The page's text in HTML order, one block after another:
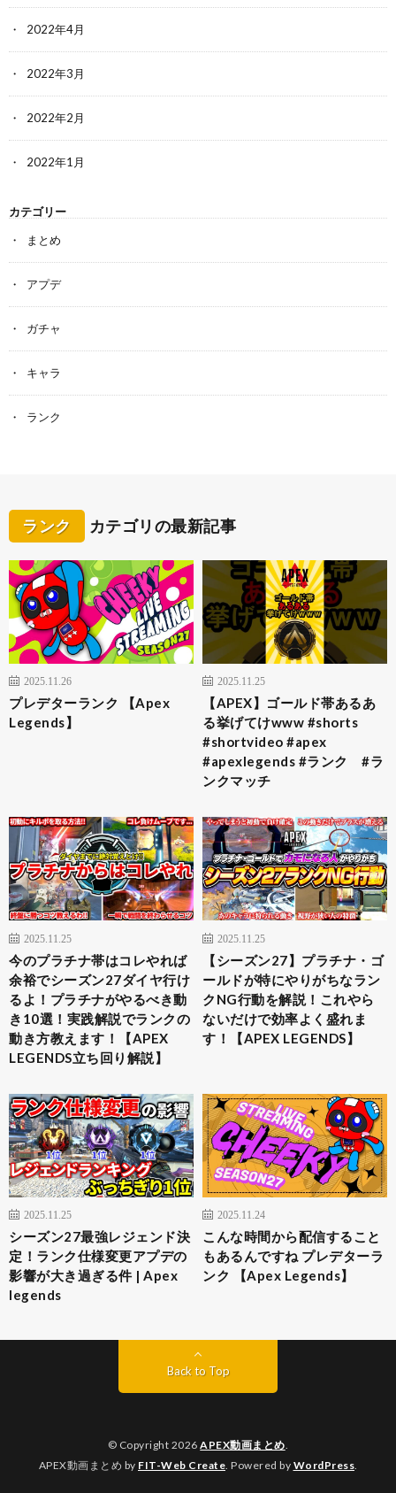
2022年4月
2022年3月
2022年2月
2022年1月
カテゴリー
まとめ
アプデ
ガチャ
キャラ
ランク
ランク カテゴリの最新記事
2025.11.26
プレデターランク 【Apex
Legends】
2025.11.25
【APEX】ゴールド帯あるあ
る挙げてけwww #shorts
#shortvideo #apex
#apexlegends #ランク #ラ
ンクマッチ
2025.11.25
今のプラチナ帯はコレやれば
余裕でシーズン27ダイヤ行け
るよ！プラチナがやるべき動
き10選！実践解説でランクの
動き方教えます！【APEX
LEGENDS立ち回り解説】
2025.11.25
【シーズン27】プラチナ・ゴ
ールドが特にやりがちなラン
クNG行動を解説！これやら
ないだけで効率よく盛れま
す！【APEX LEGENDS】
2025.11.25
シーズン27最強レジェンド決
定！ランク仕様変更アプデの
影響が大き過ぎる件 | Apex
legends
2025.11.24
こんな時間から配信すること
もあるんですね プレデターラ
ンク 【Apex Legends】
Back to Top
© Copyright 2026APEX動画まとめ.
APEX動画まとめ by FIT-Web Create. Powered by WordPress.